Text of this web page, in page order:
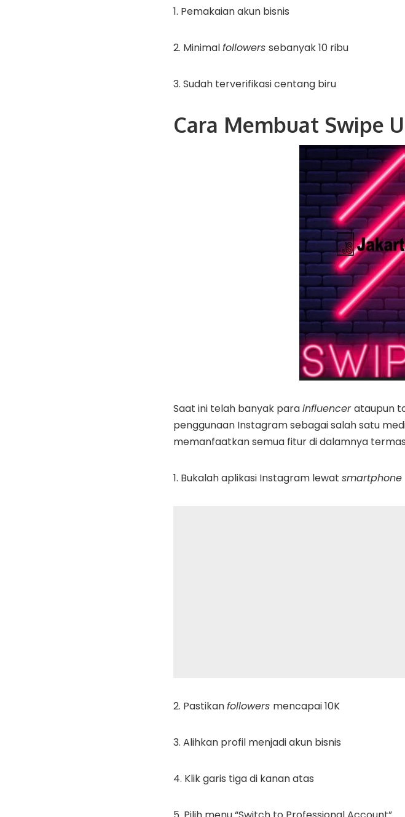
1. Pemakaian akun bisnis
2. Minimalfollowers sebanyak 10 ribu
3. Sudah terverifikasi centang biru
Cara Membuat Swipe
Saat ini telah banyak parainfluencerataupun
penggunaan Instagram sebagai salah satu
memanfaatkan semua fitur di dalamnya
1. Bukalah aplikasi Instagram lewat smartphone
2. Pastikanfollowers mencapai 10K
3. Alihkan profil menjadi akun bisnis
4. Klik garis tiga di kanan atas